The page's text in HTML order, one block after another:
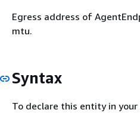
Egress address of
mtu.
Syntax
To declare this entity in